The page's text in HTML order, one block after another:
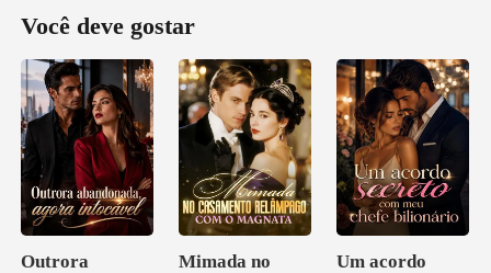
Você deve gostar
Outrora
Mimada no
Um acordo